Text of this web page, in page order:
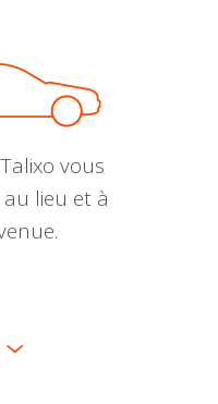
vous
lieu et à